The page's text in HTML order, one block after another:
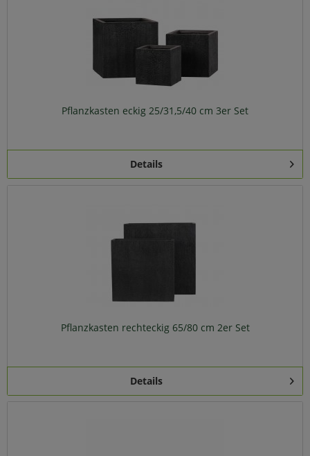
Pflanzkasten eckig 25/31,5/40 cm 3er Set
Details
Pflanzkasten rechteckig 65/80 cm 2er Set
Details